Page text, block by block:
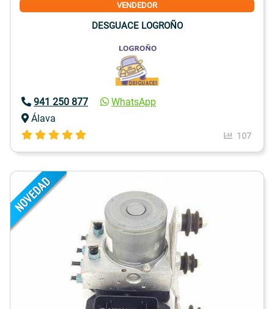
VENDEDOR
DESGUACE LOGROÑO
941 250 877
WhatsApp
Álava
107